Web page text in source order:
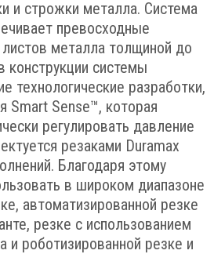
и строжки металла. Система
превосходные
металла толщиной до
системы
технологические разработки,
Smart Sense™, которая
регулировать давление
резаками Duramax
Благодаря этому
в широком диапазоне
автоматизированной резке
резке с использованием
и роботизированной резке и